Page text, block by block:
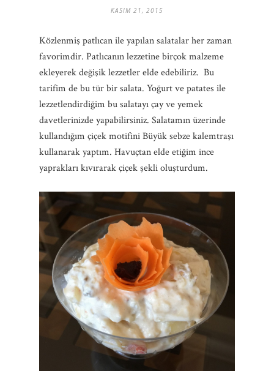
KASIM 21, 2015
Közlenmiş patlıcan ile yapılan salatalar her zaman
favorimdir. Patlıcanın lezzetine birçok malzeme
ekleyerek değişik lezzetler elde edebiliriz. Bu
tarifim de bu tür bir salata. Yoğurt ve patates ile
lezzetlendirdiğim bu salatayı çay ve yemek
davetlerinizde yapabilirsiniz. Salatamın üzerinde
kullandığım çiçek motifini Büyük sebze kalemtraşı
kullanarak yaptım. Havuçtan elde etiğim ince
yaprakları kıvırarak çiçek şekli oluşturdum.